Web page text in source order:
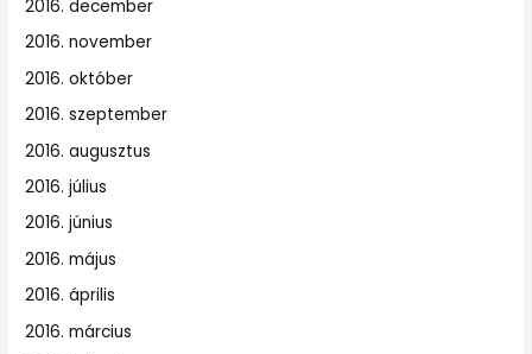
2016. december
2016. november
2016. október
2016. szeptember
2016. augusztus
2016. július
2016. június
2016. május
2016. április
2016. március